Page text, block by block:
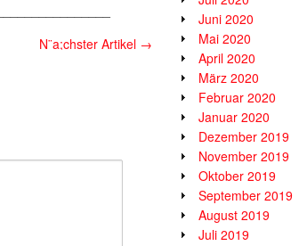
N¨a;chster Artikel →
Juni 2020
Mai 2020
April 2020
März 2020
Februar 2020
Januar 2020
Dezember 2019
November 2019
Oktober 2019
September 2019
August 2019
Juli 2019